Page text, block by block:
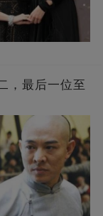
，最后一位至